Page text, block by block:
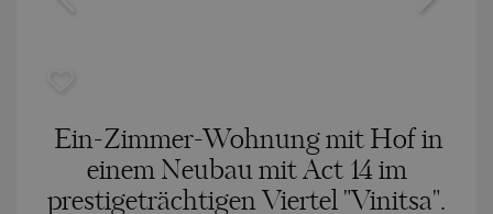
Ein-Zimmer-Wohnung mit Hof in
einem Neubau mit Act 14 im
prestigeträchtigen Viertel "Vinitsa".